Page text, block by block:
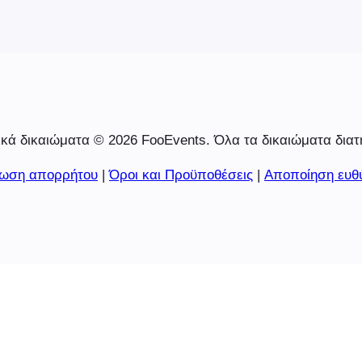
δικαιώματα © 2026 FooEvents. Όλα τα δικαιώματα
απορρήτου |Όροι και Προϋποθέσεις Αποποίηση